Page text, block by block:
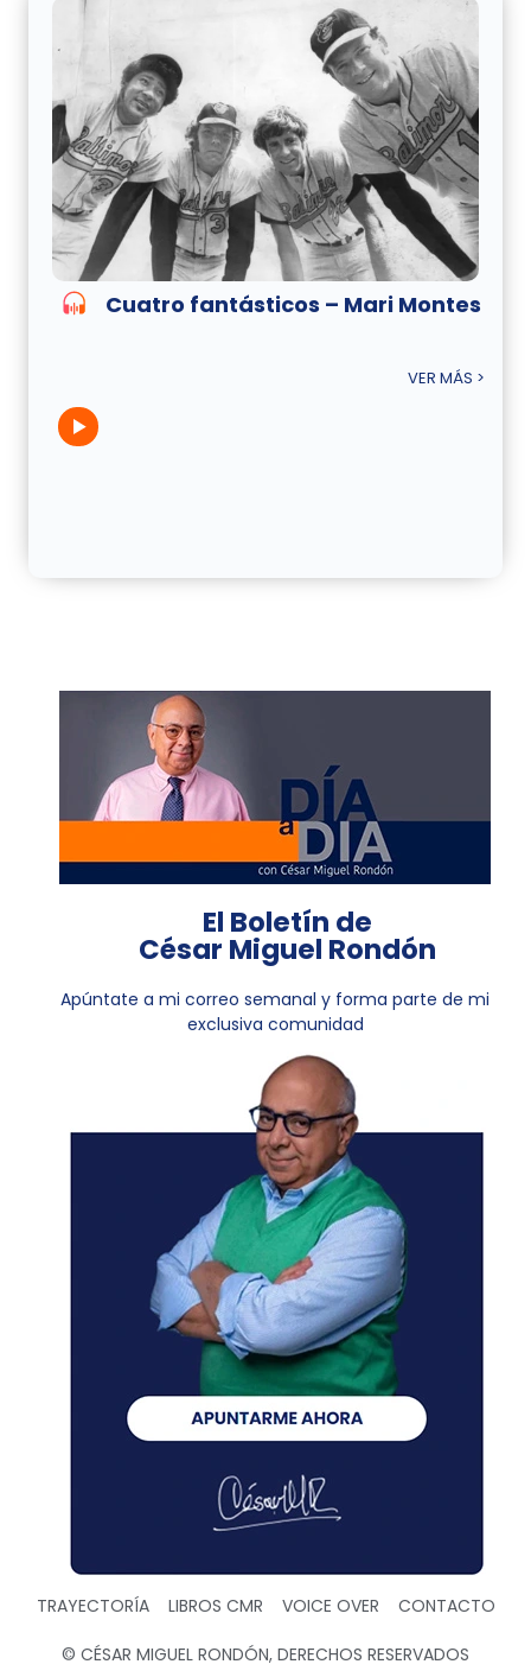
Cuatro fantásticos – Mari Montes
VER MÁS >
El Boletín de
César Miguel Rondón
Apúntate a mi correo semanal y forma parte de mi
exclusiva comunidad
TRAYECTORÍA LIBROS CMR VOICE OVER CONTACTO
© CÉSAR MIGUEL RONDÓN, DERECHOS RESERVADOS